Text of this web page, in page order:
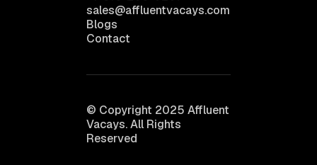
sales@affluentvacays.com
Blogs
Contact
© Copyright 2025 Affluent
Vacays. All Rights
Reserved